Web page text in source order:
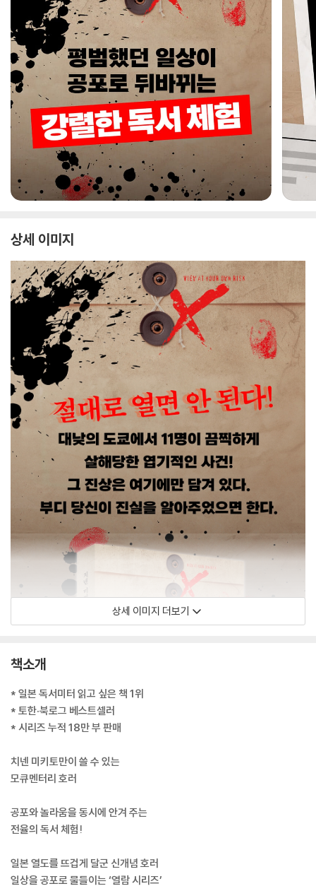
상세 이미지
상세 이미지 더보기
책소개
* 일본 독서미터 읽고 싶은 책 1위
* 토한·북로그 베스트셀러
* 시리즈 누적 18만 부 판매
치넨 미키토만이 쓸 수 있는
모큐멘터리 호러
공포와 놀라움을 동시에 안겨 주는
전율의 독서 체험!
일본 열도를 뜨겁게 달군 신개념 호러
일상을 공포로 물들이는 ‘열람 시리즈’